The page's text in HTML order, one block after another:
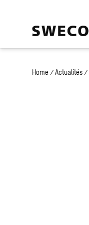
Home / Actualités /